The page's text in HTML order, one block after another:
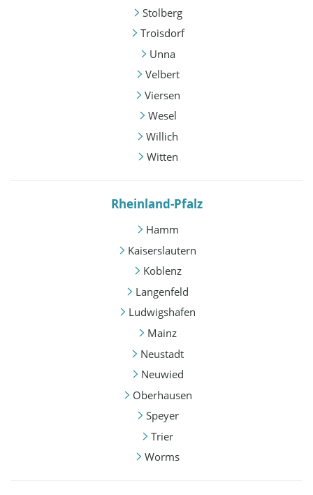
Stolberg
Troisdorf
Unna
Velbert
Viersen
Wesel
Willich
Witten
Rheinland-Pfalz
Hamm
Kaiserslautern
Koblenz
Langenfeld
Ludwigshafen
Mainz
Neustadt
Neuwied
Oberhausen
Speyer
Trier
Worms